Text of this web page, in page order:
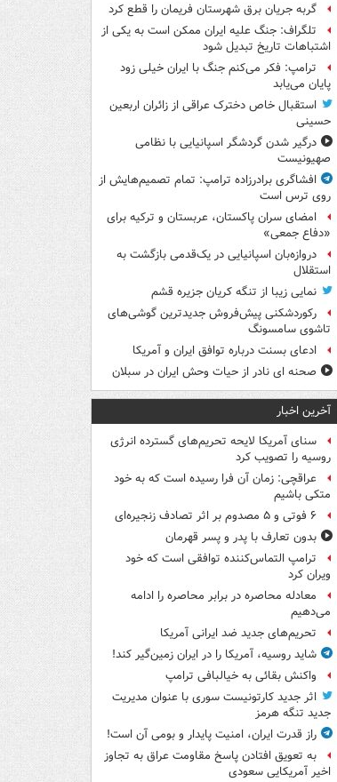
گربه جریان برق شهرستان فریمان را قطع کرد
تلگراف: جنگ علیه ایران ممکن است به یکی از
اشتباهات تاریخ تبدیل شود
ترامپ: فکر می‌کنم جنگ با ایران خیلی زود
پایان می‌یابد
استقبال خاص دخترک عراقی از زائران اربعین
حسینی
درگیر شدن گردشگر اسپانیایی با نظامی
صهیونیست
افشاگری برادرزاده ترامپ: تمام تصمیم‌هایش از
روی ترس است
امضای سران پاکستان، عربستان و ترکیه برای
«دفاع جمعی»
دروازه‌بان اسپانیایی در یک‌قدمی بازگشت به
استقلال
نمایی زیبا از تنگه کریان جزیره قشم
رکوردشکنی پیش‌فروش جدیدترین گوشی‌های
تاشوی سامسونگ
ادعای بسنت درباره توافق ایران و آمریکا
صحنه ای نادر از حیات وحش ایران در سبلان
آخرین اخبار
سنای آمریکا لایحه تحریم‌های گسترده انرژی
روسیه را تصویب کرد
عراقچی: زمان آن فرا رسیده است که به خود
متکی باشیم
۶ فوتی و ۵ مصدوم بر اثر تصادف زنجیره‌ای
بدون تعارف با پدر و پسر قهرمان
ترامپ التماس‌کننده توافقی است که خود
ویران کرد
معادله محاصره در برابر محاصره را ادامه
می‌دهیم
تحریم‌های جدید ضد ایرانی آمریکا
شاید روسیه، آمریکا را در ایران زمین‌گیر کند!
واکنش بقائی به خیالبافی ترامپ
اثر جدید کارتونیست سوری با عنوان مدیریت
جدید تنگه هرمز
راز قدرت ایران، امنیت پایدار و بومی آن است!
به تعویق افتادن پاسخ مقاومت عراق به تجاوز
اخیر آمریکایی سعودی